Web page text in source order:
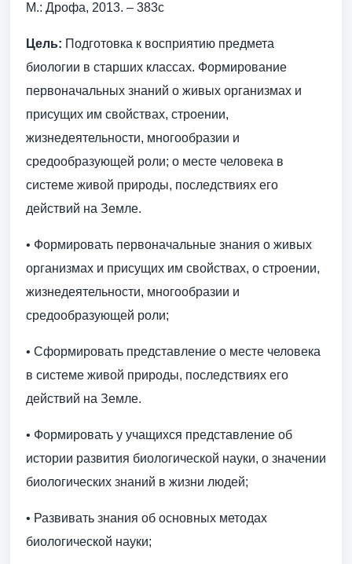
М.: Дрофа, 2013. – 383с
Цель: Подготовка к восприятию предмета
биологии в старших классах. Формирование
первоначальных знаний о живых организмах и
присущих им свойствах, строении,
жизнедеятельности, многообразии и
средообразующей роли; о месте человека в
системе живой природы, последствиях его
действий на Земле.
• Формировать первоначальные знания о живых
организмах и присущих им свойствах, о строении,
жизнедеятельности, многообразии и
средообразующей роли;
• Сформировать представление о месте человека
в системе живой природы, последствиях его
действий на Земле.
• Формировать у учащихся представление об
истории развития биологической науки, о значении
биологических знаний в жизни людей;
• Развивать знания об основных методах
биологической науки;